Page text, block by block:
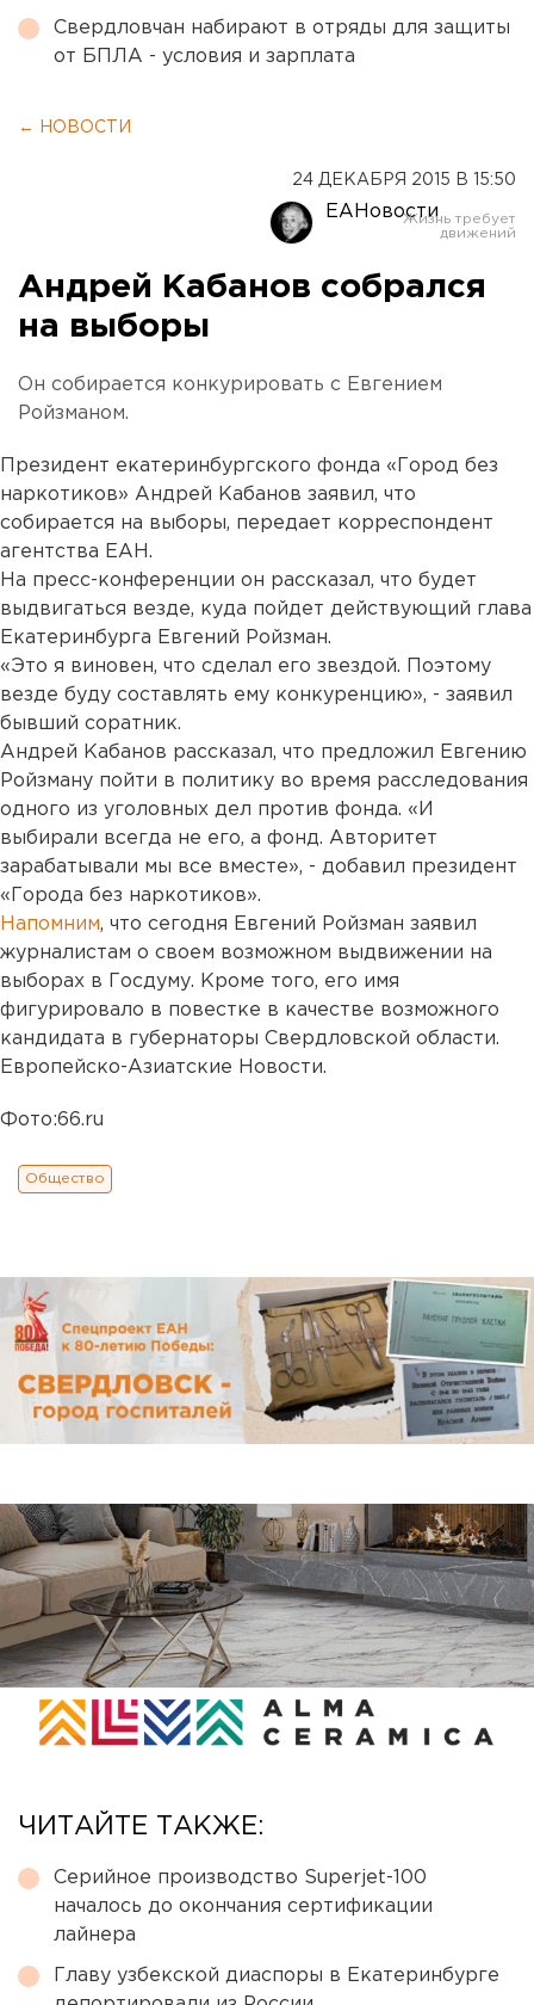
Свердловчан набирают в отряды для защиты
от БПЛА - условия и зарплата
← НОВОСТИ
24 ДЕКАБРЯ 2015 В 15:50
ЕАНовости
Андрей Кабанов собрался
на выборы
Он собирается конкурировать с Евгением
Ройзманом.
Президент екатеринбургского фонда «Город без
наркотиков» Андрей Кабанов заявил, что
собирается на выборы, передает корреспондент
агентства ЕАН.
На пресс-конференции он рассказал, что будет
выдвигаться везде, куда пойдет действующий глава
Екатеринбурга Евгений Ройзман.
«Это я виновен, что сделал его звездой. Поэтому
везде буду составлять ему конкуренцию», - заявил
бывший соратник.
Андрей Кабанов рассказал, что предложил Евгению
Ройзману пойти в политику во время расследования
одного из уголовных дел против фонда. «И
выбирали всегда не его, а фонд. Авторитет
зарабатывали мы все вместе», - добавил президент
«Города без наркотиков».
Напомним, что сегодня Евгений Ройзман заявил
журналистам о своем возможном выдвижении на
выборах в Госдуму. Кроме того, его имя
фигурировало в повестке в качестве возможного
кандидата в губернаторы Свердловской области.
Европейско-Азиатские Новости.
Фото:66.ru
Общество
ЧИТАЙТЕ ТАКЖЕ:
Серийное производство Superjet-100
началось до окончания сертификации
лайнера
Главу узбекской диаспоры в Екатеринбурге